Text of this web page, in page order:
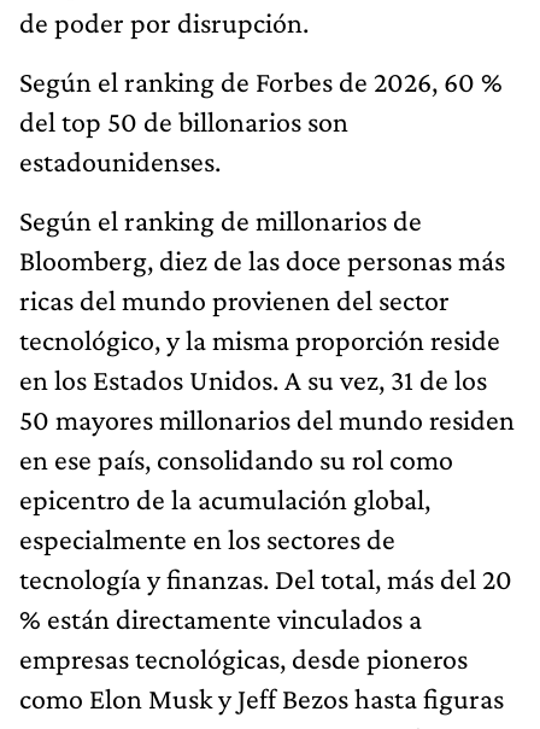
de poder por disrupción.
Según el ranking de Forbes de 2026, 60 %
del top 50 de billonarios son
estadounidenses.
Según el ranking de millonarios de
Bloomberg, diez de las doce personas más
ri­cas del mundo provienen del sector
tecnológico, y la misma proporción reside
en los Estados Unidos. A su vez, 31 de los
50 mayores millonarios del mundo residen
en ese país, consolidando su rol como
epicentro de la acumulación glo­bal,
especialmente en los sectores de
tecnología y finanzas. Del total, más del 20
% están directamente vinculados a
empresas tecnológicas, desde pioneros
como Elon Musk y Jeff Bezos hasta figuras